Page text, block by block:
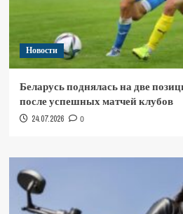
Новости
Беларусь поднялась на две
после успешных матчей клубов
24.07.2026 0